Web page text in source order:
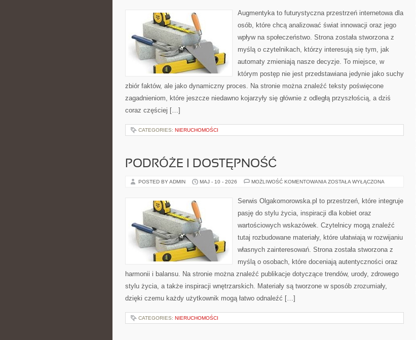
Augmentyka to futurystyczna przestrzeń internetowa dla
osób, które chcą analizować świat innowacji oraz jego
wpływ na społeczeństwo. Strona została stworzona z
myślą o czytelnikach, którzy interesują się tym, jak
automaty zmieniają nasze decyzje. To miejsce, w
którym postęp nie jest przedstawiana jedynie jako suchy
zbiór faktów, ale jako dynamiczny proces. Na stronie można znaleźć teksty poświęcone
zagadnieniom, które jeszcze niedawno kojarzyły się głównie z odległą przyszłością, a dziś
coraz częściej […]
CATEGORIES: NIERUCHOMOŚCI
PODRÓŻE I DOSTĘPNOŚĆ
POSTED BY ADMIN MAJ - 10 - 2026 MOŻLIWOŚĆ KOMENTOWANIA PODRÓŻE
ZOSTAŁA WYŁĄCZONA
Serwis Olgakomorowska.pl to przestrzeń, które integruje
pasję do stylu życia, inspiracji dla kobiet oraz
wartościowych wskazówek. Czytelnicy mogą znaleźć
tutaj rozbudowane materiały, które ułatwiają w rozwijaniu
własnych zainteresowań. Strona została stworzona z
myślą o osobach, które doceniają autentyczności oraz
harmonii i balansu. Na stronie można znaleźć publikacje dotyczące trendów, urody, zdrowego
stylu życia, a także inspiracji wnętrzarskich. Materiały są tworzone w sposób zrozumiały,
dzięki czemu każdy użytkownik mogą łatwo odnaleźć […]
CATEGORIES: NIERUCHOMOŚCI